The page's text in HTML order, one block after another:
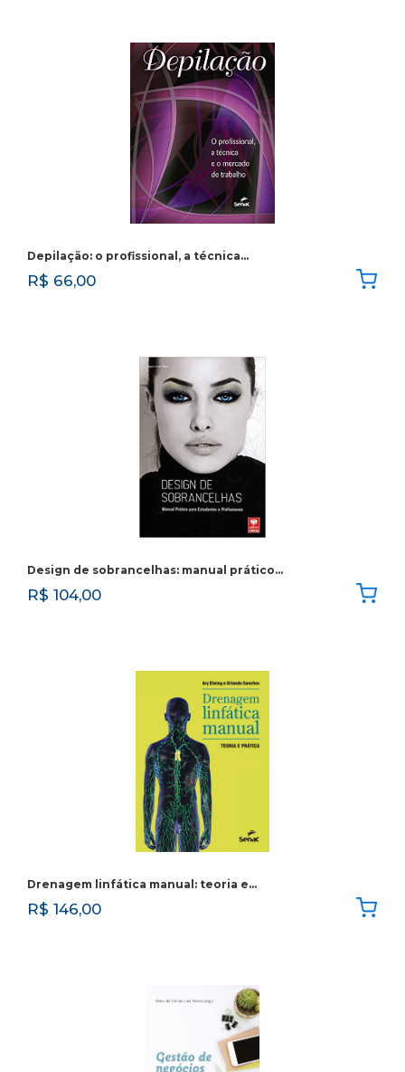
Depilação: o profissional, a técnica…
R$ 66,00
Design de sobrancelhas: manual prático…
R$ 104,00
Drenagem linfática manual: teoria e…
R$ 146,00